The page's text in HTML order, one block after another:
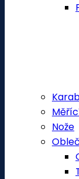
Nože